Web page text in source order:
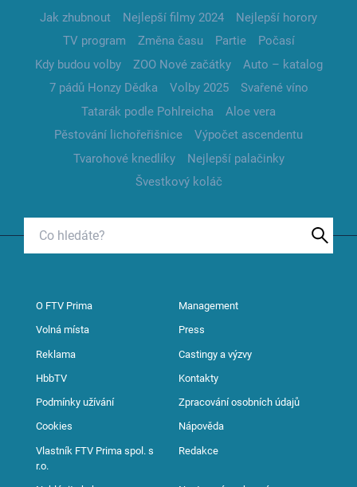
Jak zhubnout Nejlepší filmy 2024
Nejlepší horory
TV program
Změna času Partie
Počasí
Kdy budou volby
ZOO Nové začátky
Auto – katalog
7 pádů Honzy Dědka
Volby 2025
Svařené víno
Tatarák podle Pohlreicha
Aloe vera
Pěstování lichořeřišnice
Výpočet ascendentu
Tvarohové knedlíky
Nejlepší palačinky
Švestkový koláč
O FTV Prima Management
Volná místa Press
Reklama Castingy a výzvy
HbbTV Kontakty
Podmínky užívání Zpracování osobních údajů
Cookies Nápověda
Vlastník FTV Prima spol. s
r.o.
Redakce